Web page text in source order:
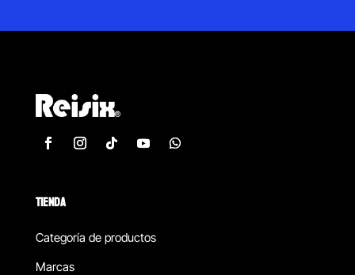
TIENDA
Categoría de productos
Marcas